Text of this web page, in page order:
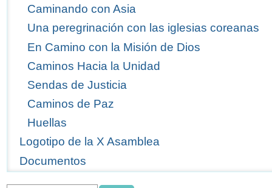
Caminando con Asia
Una peregrinación con las iglesias coreanas
En Camino con la Misión de Dios
Caminos Hacia la Unidad
Sendas de Justicia
Caminos de Paz
Huellas
Logotipo de la X Asamblea
Documentos